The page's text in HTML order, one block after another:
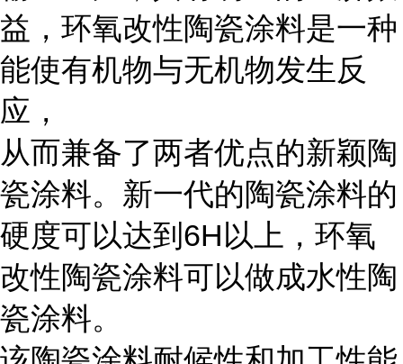
益，环氧改性陶瓷涂料是一种
能使有机物与无机物发生反
应，
从而兼备了两者优点的新颖陶
瓷涂料。新一代的陶瓷涂料的
硬度可以达到6H以上，环氧
改性陶瓷涂料可以做成水性陶
瓷涂料。